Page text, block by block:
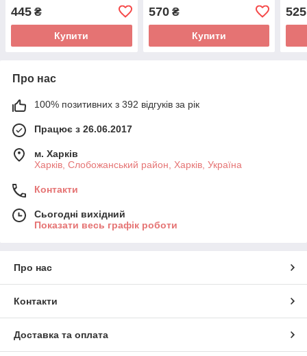
445 ₴
Купити
570₴
Купити
525
Про нас
100% позитивних з 392 відгуків за рік
Працює з 26.06.2017
м. Харків
Харків, Слобожанський район, Харків, Україна
Контакти
Сьогодні вихідний
Показати весь графік роботи
Про нас
Контакти
Доставка та оплата